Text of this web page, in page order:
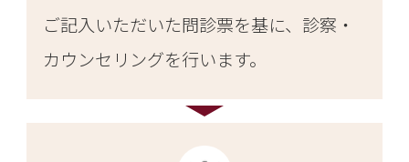
ご記入いただいた問診票を基に、診察・
カウンセリングを行います。